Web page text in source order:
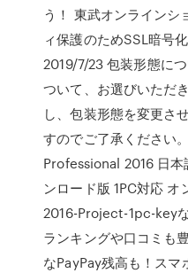
う！ 東武オンラインシ
ィ保護のためSSL暗号
2019/7/23 包装形態に
ついて、お選びいただ
し、包装形態を変更さ
すのでご了承ください
Professional 2016 日本
ンロード版 1PC対応
2016-Project-1pc-key
ランキングや口コミも
なPayPay残高も！ス